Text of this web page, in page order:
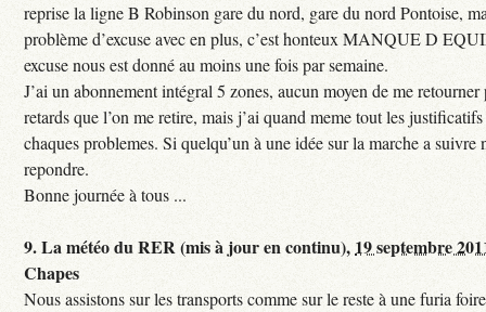
reprise la ligne B Robinson gare du nord, gare du nord Pontoise,
problème d’excuse avec en plus, c’est honteux MANQUE D
excuse nous est donné au moins une fois par semaine.
J’ai un abonnement intégral 5 zones, aucun moyen de me
retards que l’on me retire, mais j’ai quand meme tout les
chaques problemes. Si quelqu’un à une idée sur la marche a suivre
repondre.
Bonne journée à tous ...
9.La météo du RER (mis à jour en continu), 19 septembre
Chapes
Nous assistons sur les transports comme sur le reste à une furia